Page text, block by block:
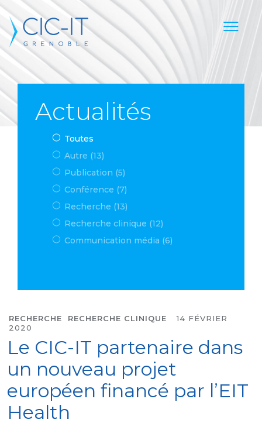
Actualités
Toutes
Autre (13)
Publication (5)
Conférence (7)
Recherche (13)
Recherche clinique (12)
Communication média (6)
RECHERCHE RECHERCHE CLINIQUE
14 FÉVRIER
2020
Le CIC-IT partenaire dans
un nouveau projet
européen financé par l’EIT
Health